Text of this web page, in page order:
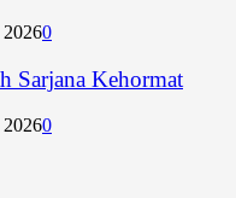
0
Sarjana Kehormat
0